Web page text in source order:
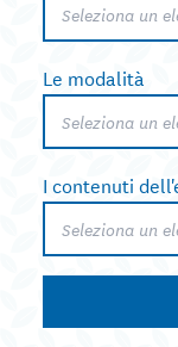
Seleziona un
Le modalità
Seleziona un
I contenuti
Seleziona un